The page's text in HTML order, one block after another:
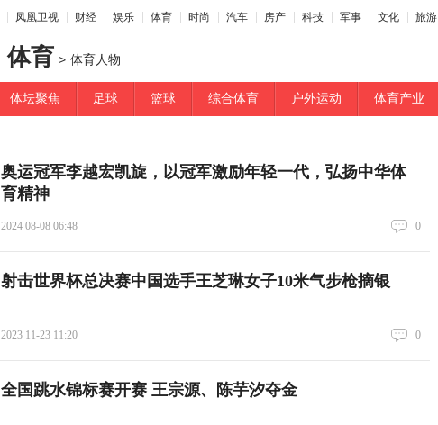
凤凰卫视 财经 娱乐 体育 时尚 汽车 房产 科技 军事 文化 旅游
体育 > 体育人物
体坛聚焦 足球 篮球 综合体育 户外运动 体育产业
奥运冠军李越宏凯旋，以冠军激励年轻一代，弘扬中华体
育精神
2024 08-08 06:48 0
射击世界杯总决赛中国选手王芝琳女子10米气步枪摘银
2023 11-23 11:20 0
全国跳水锦标赛开赛 王宗源、陈芋汐夺金